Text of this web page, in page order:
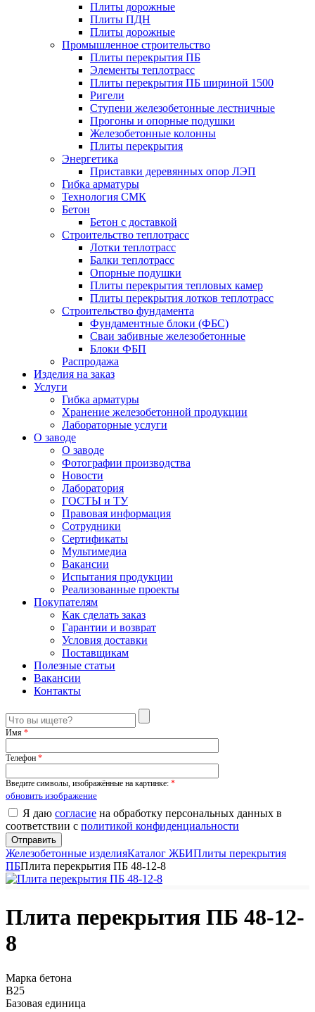
Плиты дорожные
Плиты ПДН
Плиты дорожные
Промышленное строительство
Плиты перекрытия ПБ
Элементы теплотрасс
Плиты перекрытия ПБ шириной 1500
Ригели
Ступени железобетонные лестничные
Прогоны и опорные подушки
Железобетонные колонны
Плиты перекрытия
Энергетика
Приставки деревянных опор ЛЭП
Гибка арматуры
Технология СМК
Бетон
Бетон с доставкой
Строительство теплотрасс
Лотки теплотрасс
Балки теплотрасс
Опорные подушки
Плиты перекрытия тепловых камер
Плиты перекрытия лотков теплотрасс
Строительство фундамента
Фундаментные блоки (ФБС)
Сваи забивные железобетонные
Блоки ФБП
Распродажа
Изделия на заказ
Услуги
Гибка арматуры
Хранение железобетонной продукции
Лабораторные услуги
О заводе
О заводе
Фотографии производства
Новости
Лаборатория
ГОСТЫ и ТУ
Правовая информация
Сотрудники
Сертификаты
Мультимедиа
Вакансии
Испытания продукции
Реализованные проекты
Покупателям
Как сделать заказ
Гарантии и возврат
Условия доставки
Поставщикам
Полезные статьи
Вакансии
Контакты
Имя *
Телефон *
Введите символы, изображённые на картинке: *
обновить изображение
Я даю согласие на обработку персональных данных в
соответствии с политикой конфиденциальности
Железобетонные изделияКаталог ЖБИПлиты перекрытия
ПБПлита перекрытия ПБ 48-12-8
Плита перекрытия ПБ 48-12-
8
Марка бетона
B25
Базовая единица